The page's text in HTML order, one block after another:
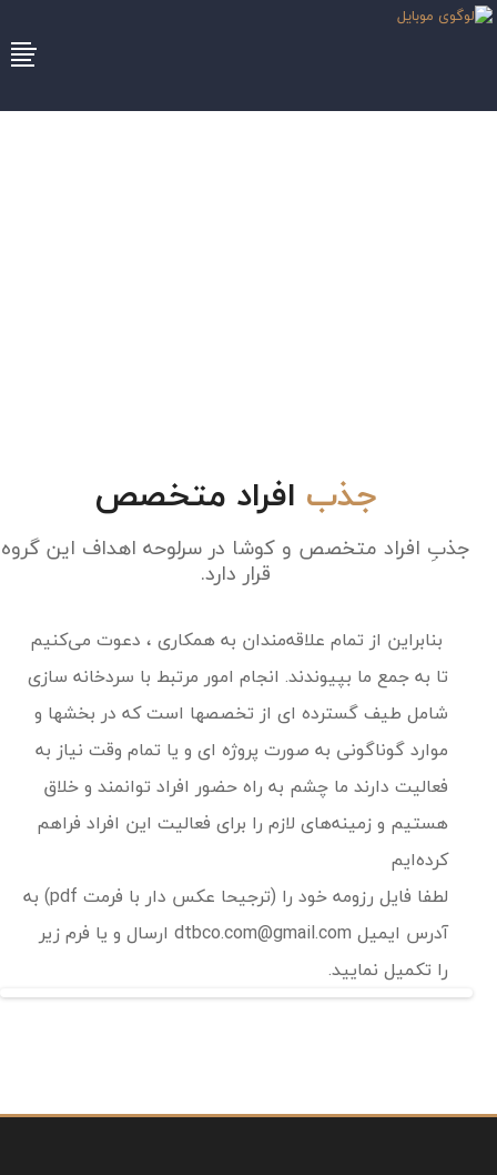
جذب افراد متخصص
جذبِ افراد متخصص و کوشا در سرلوحه اهداف این گروه
قرار دارد.
بنابراین از تمام علاقه‌مندان به همکاری ، دعوت می‌کنیم
تا به جمع ما بپیوندند. انجام امور مرتبط با سردخانه سازی
شامل طیف گسترده ای از تخصصها است که در بخشها و
موارد گوناگونی به صورت پروژه ای و یا تمام وقت نیاز به
فعالیت دارند ما چشم‌ به راه حضور افراد توانمند و خلاق
هستیم و زمینه‌های لازم را برای فعالیت این افراد فراهم
کرده‌ایم
لطفا فایل رزومه خود را (ترجیحا عکس دار با فرمت pdf) به
آدرس ایمیل dtbco.com@gmail.com ارسال و یا فرم زیر
را تکمیل نمایید.